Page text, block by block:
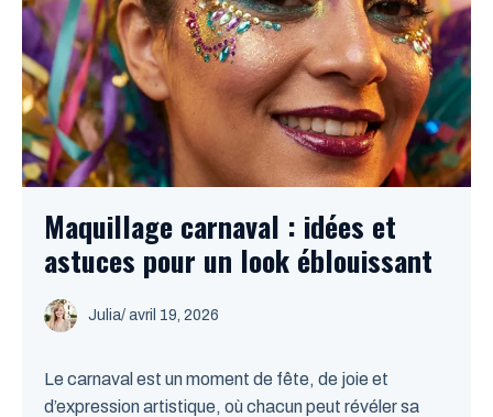
Maquillage carnaval : idées et
astuces pour un look éblouissant
Julia/ avril 19, 2026
Le carnaval est un moment de fête, de joie et
d’expression artistique, où chacun peut révéler sa